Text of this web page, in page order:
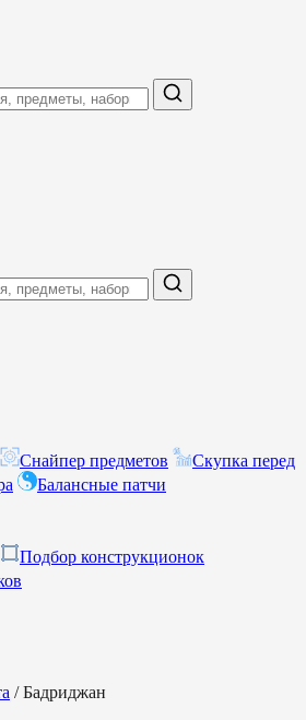
Снайпер предметов
Скупка перед
Балансные патчи
Подбор конструкционок
/ Бадриджан